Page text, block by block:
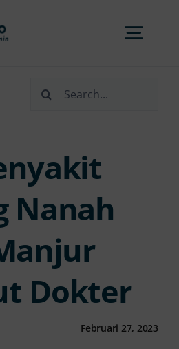
Home
Layanan
FAQs
Search
Nanah
Dokter
Februari 27, 2023